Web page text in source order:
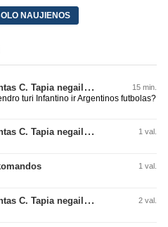
NAUJIENOS
Argentinos federacijos prezidentas C. Tapia negailėjo pagyrų G. Infantino 15 min.
turi Infantino ir Argentinos futbolas?
Argentinos federacijos prezidentas C. Tapia negailėjo pagyrų G. Infantino 1 val.
1 val.
Argentinos federacijos prezidentas C. Tapia negailėjo pagyrų G. Infantino 2 val.